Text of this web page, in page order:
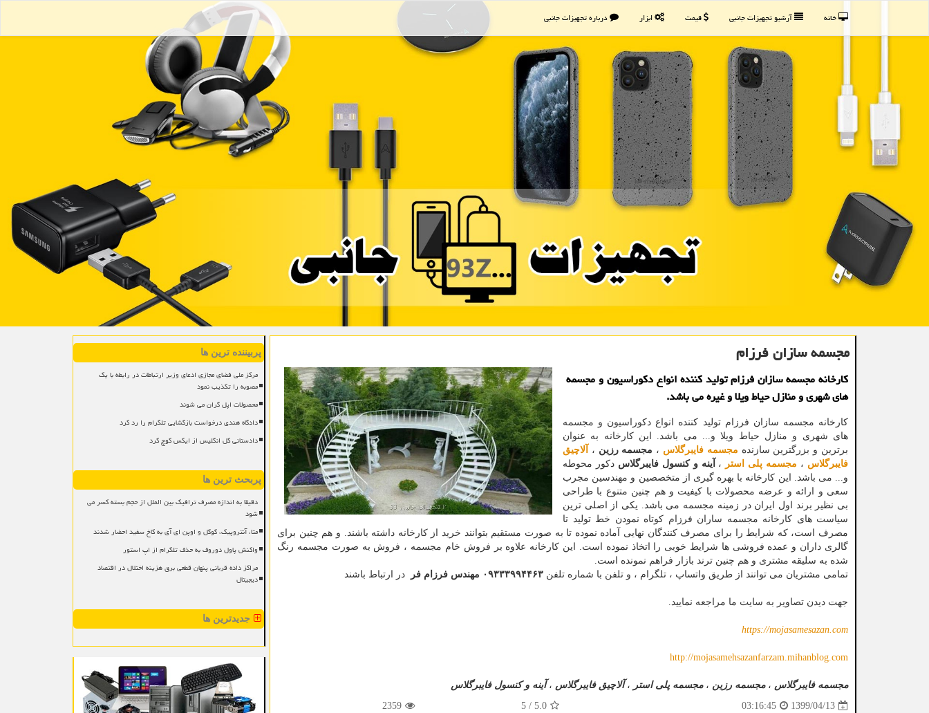
خانه آرشیو تجهیزات جانبی قیمت ابزار درباره تجهیزات جانبی
مجسمه سازان فرزام
كارخانه مجسمه سازان فرزام تولید كننده انواع دكوراسیون و مجسمه
های شهری و منازل حیاط ویلا و غیره می باشد.
کارخانه مجسمه سازان فرزام تولید کننده انواع دکوراسیون و مجسمه
های شهری و منازل حیاط ویلا و... می باشد. این کارخانه به عنوان
برترین ‌و بزرگترین سازنده مجسمه فایبرگلاس ، مجسمه رزین ،
آلاچیق
فایبرگلاس ، مجسمه پلی استر ، آینه و کنسول فایبرگلاس دکور محوطه
و... می باشد. این کارخانه با بهره گیری از متخصصین و مهندسین مجرب
سعی و ارائه و عرضه محصولات با کیفیت و هم چنین متنوع با طراحی
بی نظیر برند اول ایران در زمینه مجسمه می باشد. یکی از اصلی ترین
سیاست های کارخانه مجسمه ساران فرزام کوتاه نمودن خط تولید تا
مصرف است، که شرایط را برای مصرف کنندگان نهایی آماده نموده تا به صورت مستقیم بتوانند خرید از کارخانه داشته باشند. و هم چنین برای
گالری داران و عمده فروشی ها شرایط خوبی را اتخاذ نموده است. این کارخانه علاوه بر فروش خام مجسمه ، فروش به صورت مجسمه رنگ
شده به سلیقه مشتری و هم چنین ترند بازار فراهم نمونده است.
تمامی مشتریان می توانند از طریق واتساپ ، تلگرام ، و تلفن با شماره تلفن ۰۹۳۳۳۹۹۴۴۶۳ مهندس فرزام فر در ارتباط باشند
جهت دیدن تصاویر به سایت ما مراجعه نمایید.
https://mojasamesazan.com
http://mojasamehsazanfarzam.mihanblog.com
مجسمه فایبرگلاس ،مجسمه رزین ،مجسمه پلی استر ، آلاچیق فایبرگلاس ،آینه و کنسول فایبرگلاس
1399/04/13
03:16:45
5.0
/
5
2359
پربیننده ترین ها
مرکز ملی فضای مجازی ادعای وزیر ارتباطات در رابطه با یک
مصوبه را تکذیب نمود
محصولات اپل گران می شوند
دادگاه هندی درخواست بازگشایی تلگرام را رد کرد
دادستانی کل انگلیس از ایکس کوچ کرد
پربحث ترین ها
دقیقا به اندازه مصرف ترافیک بین الملل از حجم بسته کسر می
شود
متا، آنتروپیک، گوگل و اوپن ای آی به کاخ سفید احضار شدند
واکنش پاول دوروف به حذف تلگرام از اپ استور
مراکز داده قربانی پنهان قطعی برق هزینه اختلال در اقتصاد
دیجیتال
جدیدترین ها